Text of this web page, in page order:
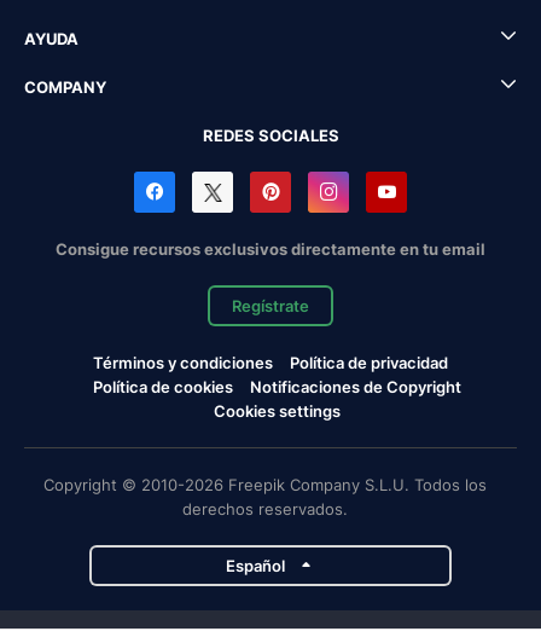
AYUDA
COMPANY
REDES SOCIALES
Consigue recursos exclusivos directamente en tu email
Regístrate
Términos y condiciones
Política de privacidad
Política de cookies
Notificaciones de Copyright
Cookies settings
Copyright © 2010-2026 Freepik Company S.L.U. Todos los
derechos reservados.
Español